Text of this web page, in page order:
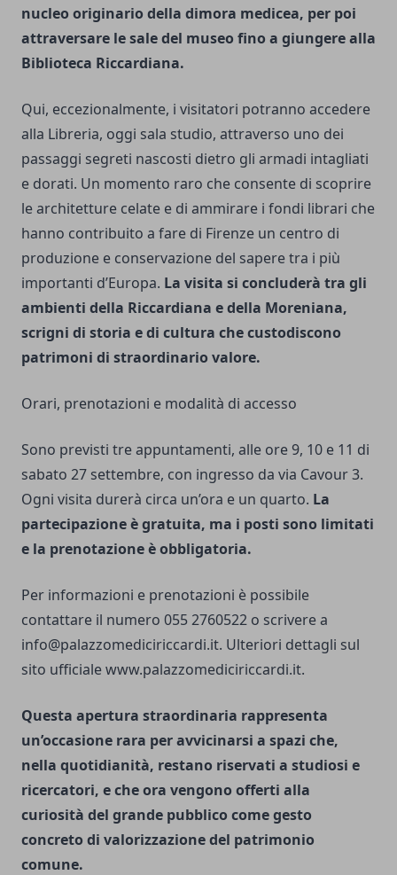
nucleo originario della dimora medicea, per poi
attraversare le sale del museo fino a giungere alla
Biblioteca Riccardiana.
Qui, eccezionalmente, i visitatori potranno accedere
alla Libreria, oggi sala studio, attraverso uno dei
passaggi segreti nascosti dietro gli armadi intagliati
e dorati. Un momento raro che consente di scoprire
le architetture celate e di ammirare i fondi librari che
hanno contribuito a fare di Firenze un centro di
produzione e conservazione del sapere tra i più
importanti d’Europa. La visita si concluderà tra gli
ambienti della Riccardiana e della Moreniana,
scrigni di storia e di cultura che custodiscono
patrimoni di straordinario valore.
Orari, prenotazioni e modalità di accesso
Sono previsti tre appuntamenti, alle ore 9, 10 e 11 di
sabato 27 settembre, con ingresso da via Cavour 3.
Ogni visita durerà circa un’ora e un quarto. La
partecipazione è gratuita, ma i posti sono limitati
e la prenotazione è obbligatoria.
Per informazioni e prenotazioni è possibile
contattare il numero 055 2760522 o scrivere a
info@palazzomediciriccardi.it. Ulteriori dettagli sul
sito ufficialewww.palazzomediciriccardi.it.
Questa apertura straordinaria rappresenta
un’occasione rara per avvicinarsi a spazi che,
nella quotidianità, restano riservati a studiosi e
ricercatori, e che ora vengono offerti alla
curiosità del grande pubblico come gesto
concreto di valorizzazione del patrimonio
comune.